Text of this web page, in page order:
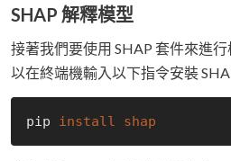
SHAP 解釋模型
接著我們要使用 SHAP 套件來進
以在終端機輸入以下指令安裝
pip install